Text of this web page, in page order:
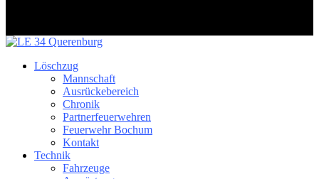
Löschzug
Mannschaft
Ausrückebereich
Chronik
Partnerfeuerwehren
Feuerwehr Bochum
Kontakt
Technik
Fahrzeuge